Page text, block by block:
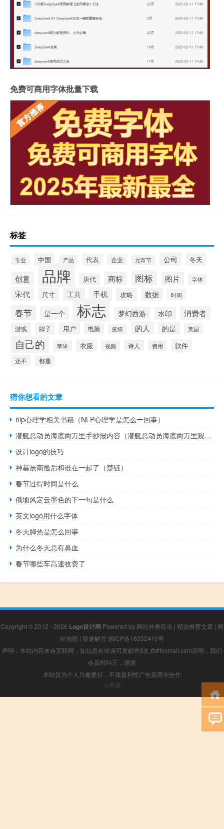
免费可商用字体批量下载
标签
专业 中国 产品 代表 企业 元宵节 公司 冬天
创意 品牌 唐代 商标 图标 图片 字体
宋代 尺寸 工具 手机 攻略 数据 时间
春节 是一个 标志 梦幻西游 水印 消费者
游戏 牌子 用户 电脑 疫情 的人 的是 美国
自己的 苹果 衣服 视频 诗人 费用 软件
还不 都是
猜你想看的文章
nlp心理学相关书籍（NLP心理学是怎么一回事）
潜艇总动员海底两万里手抄报内容（潜艇总动员海底两万里观后感）
设计logo的技巧
神墓辰南最后和谁在一起了（楚钰）
春节过得时间是什么
俄顷风定云墨色的下一句是什么
英文logo用什么字体
冬天脚热是怎么回事
为什么冬天总有鼻血
春节哪些车高速收费了
Copyright © 2012 - 2026 Logo设计网 Powered by 网站分类目录 | 精选推荐文章 | 网
站地图 | 疑难解答 湘ICP备16332410号
声明：本站内容来自互联网，如信息有错误可发邮件到f_fb#foxmail.com说明，我们
会及时纠正，谢谢
本站仅为个人兴趣爱好，不接盈利性广告及商业合作
小男孩